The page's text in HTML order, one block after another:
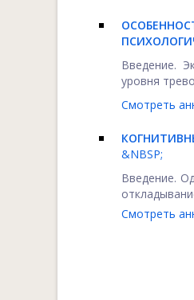
Введение.
уровня
Смотреть
&NBSP;
Введение.
Смотреть